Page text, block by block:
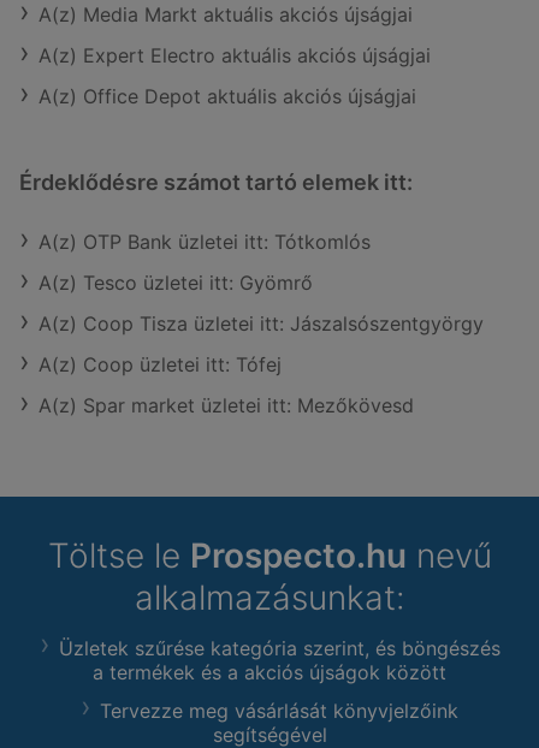
A(z) Media Markt aktuális akciós újságjai
A(z) Expert Electro aktuális akciós újságjai
A(z) Office Depot aktuális akciós újságjai
Érdeklődésre számot tartó elemek itt:
A(z) OTP Bank üzletei itt: Tótkomlós
A(z) Tesco üzletei itt: Gyömrő
A(z) Coop Tisza üzletei itt: Jászalsószentgyörgy
A(z) Coop üzletei itt: Tófej
A(z) Spar market üzletei itt: Mezőkövesd
Töltse le Prospecto.hu nevű
alkalmazásunkat:
Üzletek szűrése kategória szerint, és böngészés
a termékek és a akciós újságok között
Tervezze meg vásárlását könyvjelzőink
segítségével